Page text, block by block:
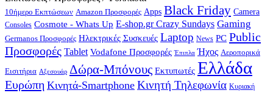
10ήμερο Εκπτώσεων Amazon Προσφορές Apps Black Friday Camera
Consoles Cosmote - Whats Up E-shop.gr Crazy Sundays Gaming
Germanos Προσφορές Hλεκτρικές Συσκευές Laptop News PC Public
Προσφορές Tablet Vodafone Προσφορές Έπιπλα Ήχος Αεροπορικά
Εισιτήρια Αξεσουάρ Δώρα-Μπόνους Εκτυπωτές Ελλάδα
Ευρώπη Κινητά-Smartphone Κινητή Τηλεφωνία Κυριακή